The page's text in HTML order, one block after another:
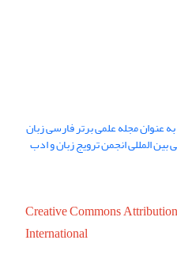
عنوان مجله علمی برتر فارسی زبان
بین المللی انجمن ترویج زبان و ادب
Creative Commons
International